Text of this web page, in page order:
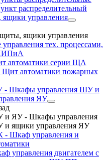
распределительный
управления
ящики управления
тех. процессами,
автоматики серии ЩА
автоматики пожарных
Шкафы управления ШУ и
ЯУ
ЯУ - Шкафы управления
ящики управления ЯУ
Шкаф управления и
управления двигателем с